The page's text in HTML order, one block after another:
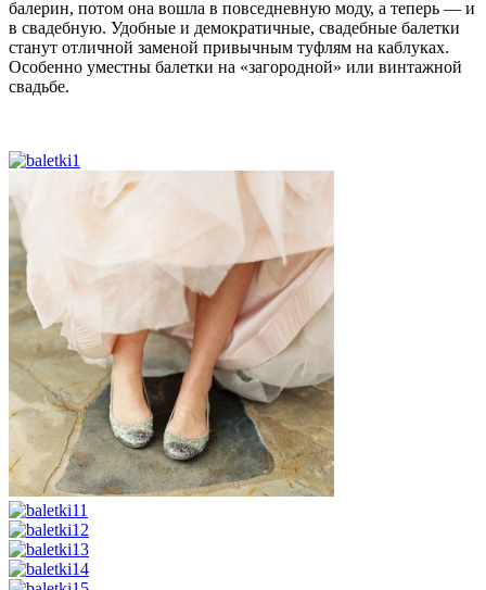
балерин, потом она вошла в повседневную моду, а теперь — и
в свадебную. Удобные и демократичные, свадебные балетки
станут отличной заменой привычным туфлям на каблуках.
Особенно уместны балетки на «загородной» или винтажной
свадьбе.